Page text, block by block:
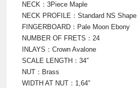
NECK：3Piece Maple
NECK PROFILE：Standard NS Shape
FINGERBOARD：Pale Moon Ebony
NUMBER OF FRETS：24
INLAYS：Crown Avalone
SCALE LENGTH：34″
NUT：Brass
WIDTH AT NUT：1,64″